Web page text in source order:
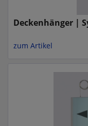
Deckenhänger |
zum Artikel